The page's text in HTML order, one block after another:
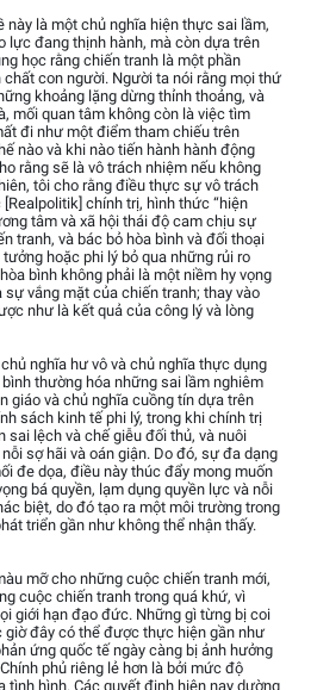
này là một chủ nghĩa hiện thực sai lầm,
lực đang thịnh hành, mà còn dựa trên
học rằng chiến tranh là một phần
con người. Người ta nói rằng mọi thứ
khoảng lặng dừng thỉnh thoảng, và
mối quan tâm không còn là việc tìm
đi như một điểm tham chiếu trên
nào và khi nào tiến hành hành động
rằng sẽ là vô trách nhiệm nếu không
tôi cho rằng điều thực sự vô trách
chính trị, hình thức “hiện
tâm và xã hội thái độ cam chịu sự
tranh, và bác bỏ hòa bình và đối thoại
hoặc phi lý bỏ qua những rủi ro
bình không phải là một niềm hy vọng
vắng mặt của chiến tranh; thay vào
như là kết quả của công lý và lòng
nghĩa hư vô và chủ nghĩa thực dụng
thường hóa những sai lầm nghiêm
giáo và chủ nghĩa cuồng tín dựa trên
sách kinh tế phi lý, trong khi chính trị
sai lệch và chế giễu đối thủ, và nuôi
sợ hãi và oán giận. Do đó, sự đa dạng
đe dọa, điều này thúc đẩy mong muốn
bá quyền, lạm dụng quyền lực và nỗi
biệt, do đó tạo ra một môi trường trong
triển gần như không thể nhận thấy.
mỡ cho những cuộc chiến tranh mới,
cuộc chiến tranh trong quá khứ, vì
giới hạn đạo đức. Những gì từng bị coi
giờ đây có thể được thực hiện gần như
ứng quốc tế ngày càng bị ảnh hưởng
phủ riêng lẻ hơn là bởi mức độ
tình hình. Các quyết định hiện nay dường